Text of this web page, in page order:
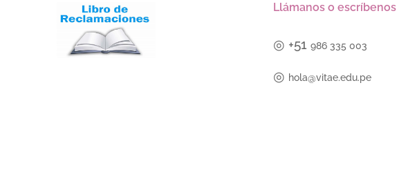
Llámanos o escríbenos
◎ +51 986 335 003
◎ hola@vitae.edu.pe